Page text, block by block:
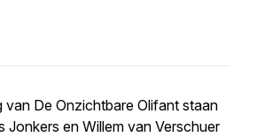
van De Onzichtbare Olifant staan
Jonkers en Willem van Verschuer